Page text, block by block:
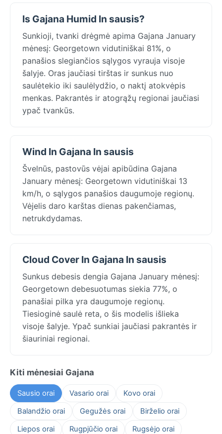
Is Gajana Humid In sausis?
Sunkioji, tvanki drėgmė apima Gajana January
mėnesį: Georgetown vidutiniškai 81%, o
panašios slegiančios sąlygos vyrauja visoje
šalyje. Oras jaučiasi tirštas ir sunkus nuo
saulėtekio iki saulėlydžio, o naktį atokvėpis
menkas. Pakrantės ir atogrąžų regionai jaučiasi
ypač tvankūs.
Wind In Gajana In sausis
Švelnūs, pastovūs vėjai apibūdina Gajana
January mėnesį: Georgetown vidutiniškai 13
km/h, o sąlygos panašios daugumoje regionų.
Vėjelis daro karštas dienas pakenčiamas,
netrukdydamas.
Cloud Cover In Gajana In sausis
Sunkus debesis dengia Gajana January mėnesį:
Georgetown debesuotumas siekia 77%, o
panašiai pilka yra daugumoje regionų.
Tiesioginė saulė reta, o šis modelis išlieka
visoje šalyje. Ypač sunkiai jaučiasi pakrantės ir
šiauriniai regionai.
Kiti mėnesiai Gajana
Sausio orai Vasario orai
Kovo orai
Balandžio orai
Gegužės orai
Birželio orai
Liepos orai
Rugpjūčio orai Rugsėjo orai